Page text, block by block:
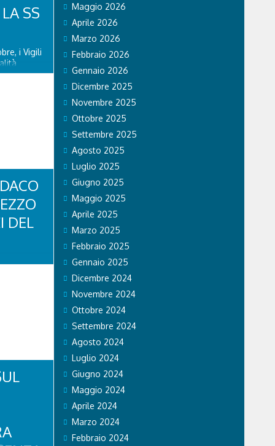
SS
i Vigili
50 al Km
di cui
DEL
18
Maggio 2026
Aprile 2026
Marzo 2026
Febbraio 2026
Gennaio 2026
Dicembre 2025
Novembre 2025
Ottobre 2025
Settembre 2025
Agosto 2025
Luglio 2025
Giugno 2025
Maggio 2025
Aprile 2025
Marzo 2025
Febbraio 2025
Gennaio 2025
Dicembre 2024
Novembre 2024
Ottobre 2024
Settembre 2024
Agosto 2024
Luglio 2024
Giugno 2024
Maggio 2024
Aprile 2024
Marzo 2024
Febbraio 2024